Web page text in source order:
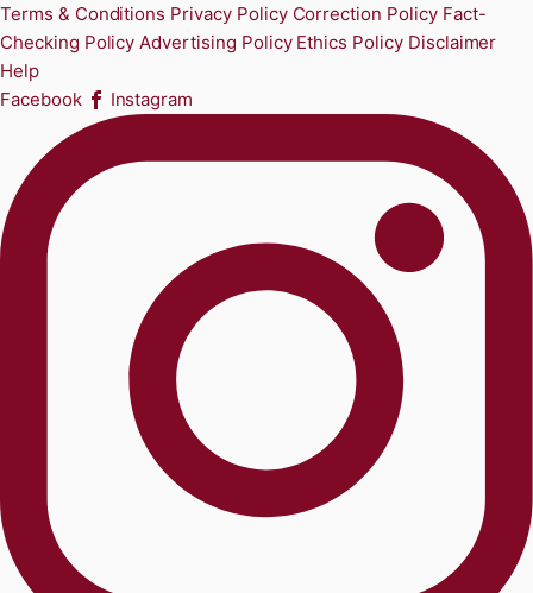
Terms & Conditions Privacy Policy Correction Policy Fact-
Checking Policy Advertising Policy Ethics Policy Disclaimer
Help
Facebook
Instagram